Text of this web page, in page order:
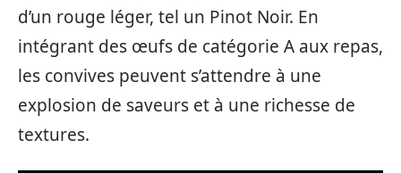
d’un rouge léger, tel un Pinot Noir. En
intégrant des œufs de catégorie A aux repas,
les convives peuvent s’attendre à une
explosion de saveurs et à une richesse de
textures.